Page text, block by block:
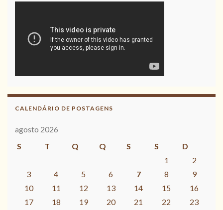
CALENDÁRIO DE POSTAGENS
agosto 2026
S
T Q Q S S
D
1
2
3
4 5 6 7 8
9
10
11 12 13 14 15
16
17
18 19 20 21 22
23